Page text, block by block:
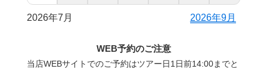
WEB予約のご注意
当店WEBサイトでのご予約はツアー日1日前14:00までと
2026年7月 2026年9月